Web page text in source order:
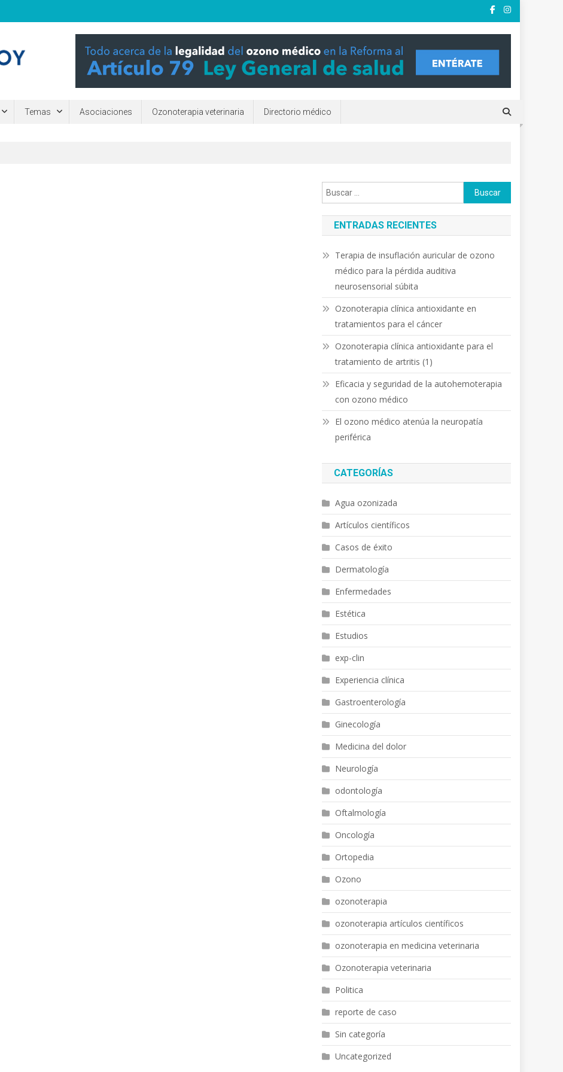
para mejorar la calidad de vida de las personas. ¿Qué es y para qué sirve?. clínicas y terapias
Temas Asociaciones Ozonoterapia veterinaria Directorio médico
ENTRADAS RECIENTES
Terapia de insuflación auricular de ozono
médico para la pérdida auditiva
neurosensorial súbita
Ozonoterapia clínica antioxidante en
tratamientos para el cáncer
Ozonoterapia clínica antioxidante para el
tratamiento de artritis (1)
Eficacia y seguridad de la autohemoterapia
con ozono médico
El ozono médico atenúa la neuropatía
periférica
CATEGORÍAS
Agua ozonizada
Artículos científicos
Casos de éxito
Dermatología
Enfermedades
Estética
Estudios
exp-clin
Experiencia clínica
Gastroenterología
Ginecología
Medicina del dolor
Neurología
odontología
Oftalmología
Oncología
Ortopedia
Ozono
ozonoterapia
ozonoterapia artículos científicos
ozonoterapia en medicina veterinaria
Ozonoterapia veterinaria
Politica
reporte de caso
Sin categoría
Uncategorized